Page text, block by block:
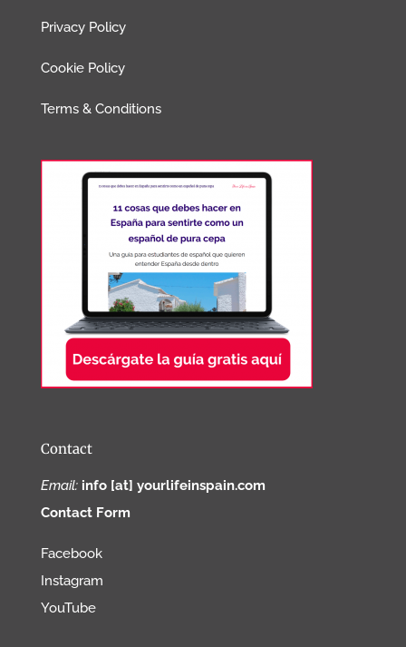
Privacy Policy
Cookie Policy
Terms & Conditions
Contact
Email: info [at] yourlifeinspain.com
Contact Form
Facebook
Instagram
YouTube